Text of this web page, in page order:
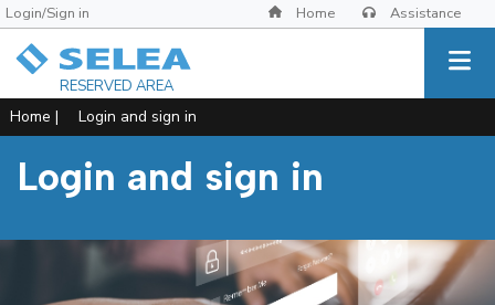
Login/Sign in Home Assistance
RESERVED AREA
Home | Login and sign in
Login and sign in